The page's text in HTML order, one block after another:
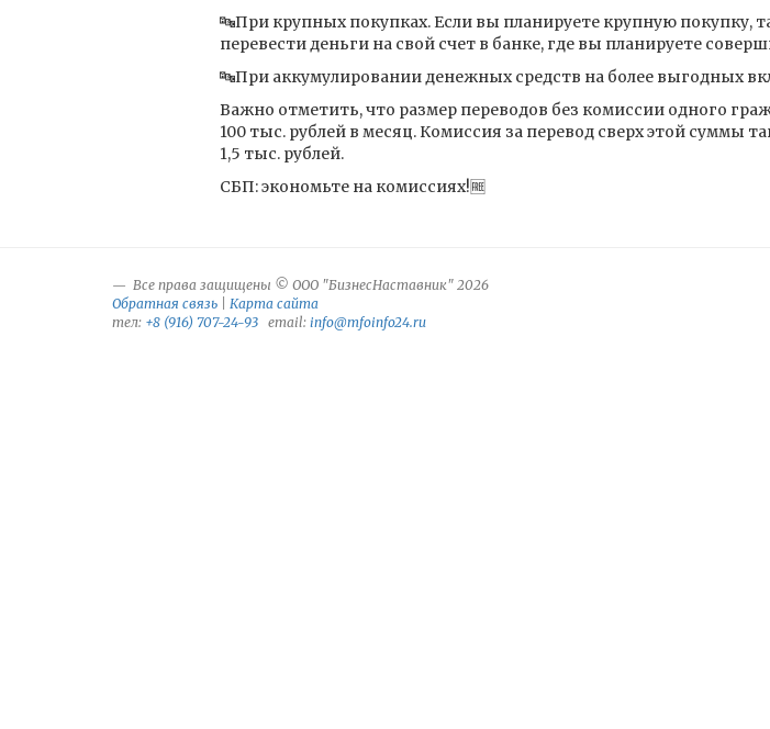
🔤При крупных покупках. Если вы планируете крупную покупку,
перевести деньги на свой счет в банке, где вы планируете
🔤При аккумулировании денежных средств на более выгодных
Важно отметить, что размер переводов без комиссии одного
100 тыс. рублей в месяц. Комиссия за перевод сверх этой суммы
1,5 тыс. рублей.
СБП: экономьте на комиссиях!🆓
Все права защищены © ООО "БизнесНаставник" 2026
Обратная связь
Карта сайта
тел: +8 (916) 707-24-93 email: info@mfoinfo24.ru